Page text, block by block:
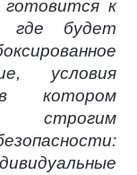
к
где будет
условия
котором
строгим